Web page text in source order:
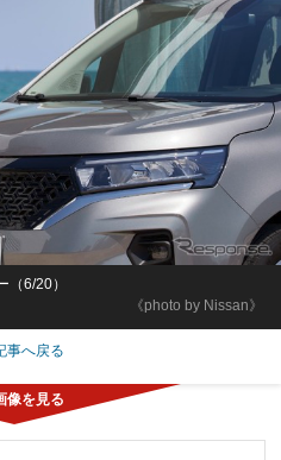
《photo by Nissan》
（6/20）
事へ戻る